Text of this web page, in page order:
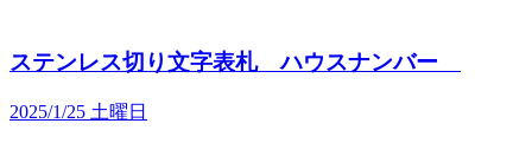
ステンレス切り文字表札 ハウスナンバー
2025/1/25 土曜日